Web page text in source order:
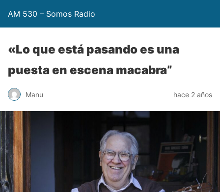
AM 530 – Somos Radio
«Lo que está pasando es una
puesta en escena macabra”
Manu hace 2 años